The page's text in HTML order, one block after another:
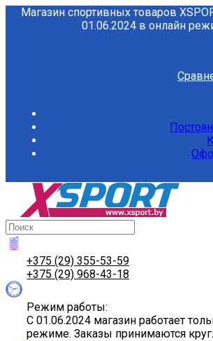
Магазин спортивных товаров
01.06.2024 в онлайн
+375 (29) 355-53-59
+375 (29) 968-43-18
Режим работы:
С 01.06.2024 магазин работает
режиме. Заказы принимаются